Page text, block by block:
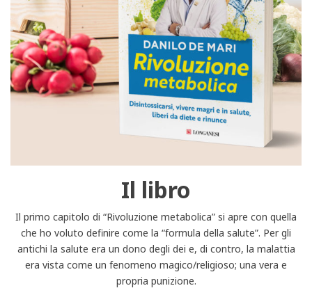
Il libro
Il primo capitolo di “Rivoluzione metabolica” si apre con quella
che ho voluto definire come la “formula della salute”. Per gli
antichi la salute era un dono degli dei e, di contro, la malattia
era vista come un fenomeno magico/religioso; una vera e
propria punizione.